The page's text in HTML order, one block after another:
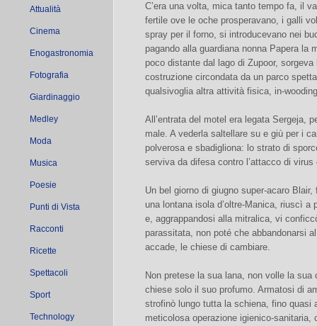
Attualità
Cinema
Enogastronomia
Fotografia
Giardinaggio
Medley
Moda
Musica
Poesie
Punti di Vista
Racconti
Ricette
Spettacoli
Sport
Technology
C’era una volta, mica tanto tempo fa, il
fertile ove le oche prosperavano, i galli
spray per il forno, si introducevano nei
pagando alla guardiana nonna Papera la
poco distante dal lago di Zupoor,
costruzione circondata da un parco
qualsivoglia altra attività fisica, in-
All’entrata del motel era legata Sergeja,
male. A vederla saltellare su e giù per i
polverosa e sbadigliona: lo strato di
serviva da difesa contro l’attacco di
Un bel giorno di giugno super-acaro
una lontana isola d’oltre-Manica, riuscì a
e, aggrappandosi alla mitralica, vi
parassitata, non poté che abbandonarsi
accade, le chiese di cambiare.
Non pretese la sua lana, non volle la
chiese solo il suo profumo. Armatosi di
strofinò lungo tutta la schiena, fino quasi
meticolosa operazione igienico-